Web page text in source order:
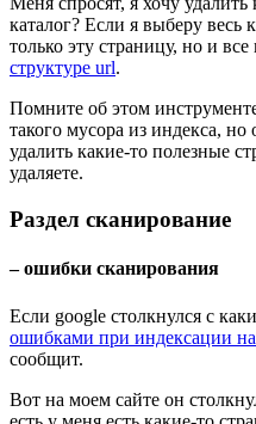
каталог? Если я выберу весь
только эту страницу, но и
структуре url.
Помните об этом
такого мусора из индекса,
удалить какие-то полезные
удаляете.
Раздел сканирование
– ошибки сканирования
Если google столкнулся с
ошибками при индексации
сообщит.
Вот на моем сайте он